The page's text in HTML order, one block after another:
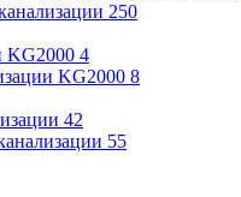
250
KG2000 4
KG2000 8
42
55